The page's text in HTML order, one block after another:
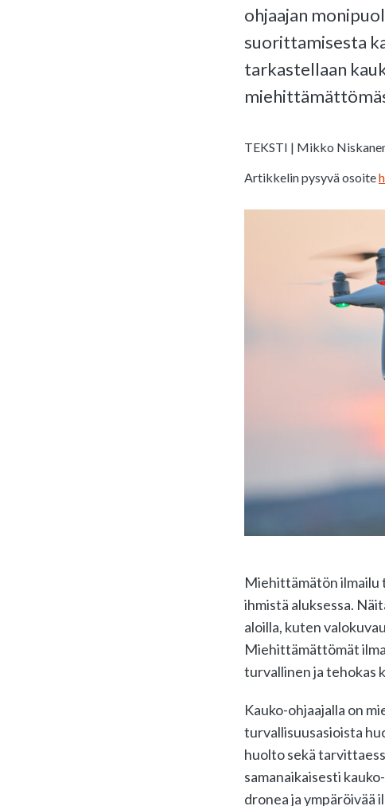
ohjaajan
suorittamisesta
tarkastellaan
TEKSTI | Mikko
Artikkelin pysyvä osoite
Miehittämätön ilmailu
ihmistä aluksessa.
aloilla, kuten
Miehittämättömät
turvallinen ja tehokas
Kauko-ohjaajalla on
turvallisuusasioista
huolto sekä
samanaikaisesti
dronea ja ympäröivää